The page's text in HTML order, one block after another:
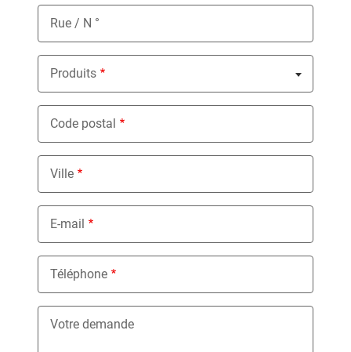
Rue / N °
Produits
Nothing selected
Code postal
Ville
E-mail
Téléphone
Votre demande